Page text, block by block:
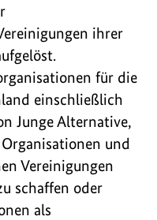
ihrer
für die
einschließlich
Junge Alternative,
und
Vereinigungen
schaffen oder
als